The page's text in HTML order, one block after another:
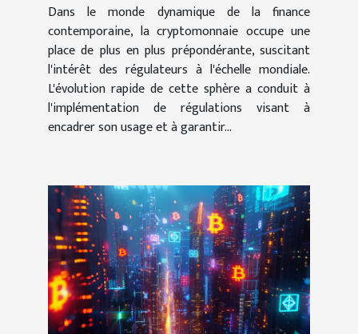
Dans le monde dynamique de la finance
contemporaine, la cryptomonnaie occupe une
place de plus en plus prépondérante, suscitant
l'intérêt des régulateurs à l'échelle mondiale.
L'évolution rapide de cette sphère a conduit à
l'implémentation de régulations visant à
encadrer son usage et à garantir...